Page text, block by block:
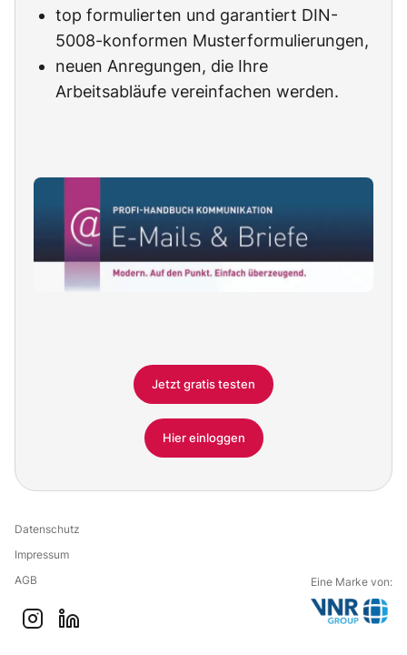
top formulierten und garantiert DIN-
5008-konformen Musterformulierungen,
neuen Anregungen, die Ihre
Arbeitsabläufe vereinfachen werden.
Jetzt gratis testen
Hier einloggen
Datenschutz
Impressum
AGB
Eine Marke von: